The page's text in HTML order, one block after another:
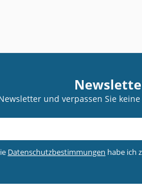
und verpassen Sie
Datenschutzbestimmungen habe ich